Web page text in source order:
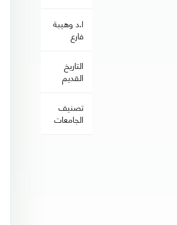
ا.د وهيبة
فارع
التاريخ
القديم
تصنيف
الجامعات